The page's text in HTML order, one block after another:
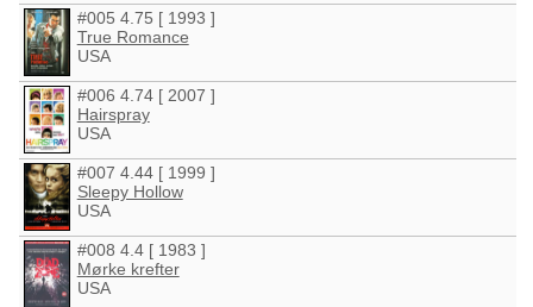
#005 4.75 [ 1993 ]
True Romance
USA
#006 4.74 [ 2007 ]
Hairspray
USA
#007 4.44 [ 1999 ]
Sleepy Hollow
USA
#008 4.4 [ 1983 ]
Mørke krefter
USA